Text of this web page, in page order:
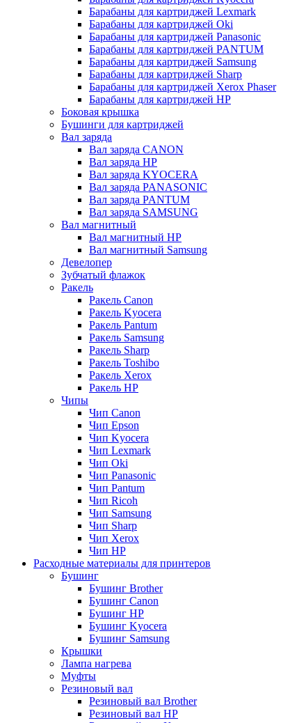
Барабаны для картриджей Lexmark
Барабаны для картриджей Oki
Барабаны для картриджей Panasonic
Барабаны для картриджей PANTUM
Барабаны для картриджей Samsung
Барабаны для картриджей Sharp
Барабаны для картриджей Xerox Phaser
Барабаны для картриджей НР
Боковая крышка
Бушинги для картриджей
Вал заряда
Вал заряда CANON
Вал заряда HP
Вал заряда KYOCERA
Вал заряда PANASONIC
Вал заряда PANTUM
Вал заряда SAMSUNG
Вал магнитный
Вал магнитный HP
Вал магнитный Samsung
Девелопер
Зубчатый флажок
Ракель
Ракель Canon
Ракель Kyocera
Ракель Pantum
Ракель Samsung
Ракель Sharp
Ракель Toshibo
Ракель Xerox
Ракель НР
Чипы
Чип Canon
Чип Epson
Чип Kyocera
Чип Lexmark
Чип Oki
Чип Panasonic
Чип Pantum
Чип Ricoh
Чип Samsung
Чип Sharp
Чип Xerox
Чип НР
Расходные материалы для принтеров
Бушинг
Бушинг Brother
Бушинг Canon
Бушинг HP
Бушинг Kyocera
Бушинг Samsung
Крышки
Лампа нагрева
Муфты
Резиновый вал
Резиновый вал Brother
Резиновый вал HP